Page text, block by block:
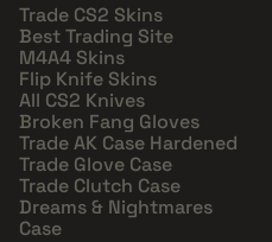
Trade CS2 Skins
Best Trading Site
M4A4 Skins
Flip Knife Skins
All CS2 Knives
Broken Fang Gloves
Trade AK Case Hardened
Trade Glove Case
Trade Clutch Case
Dreams & Nightmares
Case